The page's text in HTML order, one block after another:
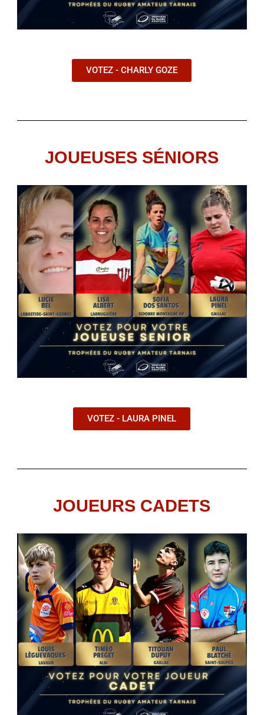
VOTEZ - CHARLY GOZE
JOUEUSES SÉNIORS
VOTEZ - LAURA PINEL
JOUEURS CADETS